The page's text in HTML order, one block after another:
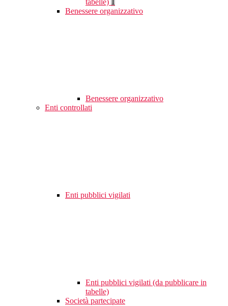
tabelle)
Benessere organizzativo
Benessere organizzativo
Enti controllati
Enti pubblici vigilati
Enti pubblici vigilati (da pubblicare in
tabelle)
Società partecipate